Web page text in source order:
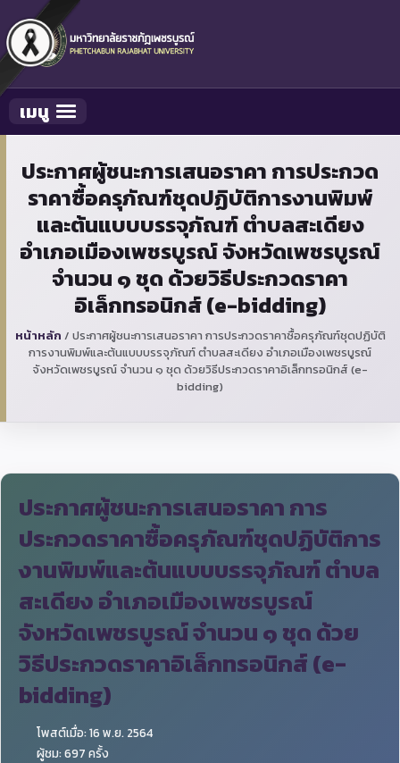
Toggle navigation
เมนู
ประกาศผู้ชนะการเสนอราคา การประกวด
ราคาซื้อครุภัณฑ์ชุดปฏิบัติการงานพิมพ์
และต้นแบบบรรจุภัณฑ์ ตำบลสะเดียง
อำเภอเมืองเพชรบูรณ์ จังหวัดเพชรบูรณ์
จำนวน ๑ ชุด ด้วยวิธีประกวดราคา
อิเล็กทรอนิกส์ (e-bidding)
หน้าหลัก / ประกาศผู้ชนะการเสนอราคา การประกวดราคาซื้อครุภัณฑ์ชุดปฏิบัติ
การงานพิมพ์และต้นแบบบรรจุภัณฑ์ ตำบลสะเดียง อำเภอเมืองเพชรบูรณ์
จังหวัดเพชรบูรณ์ จำนวน ๑ ชุด ด้วยวิธีประกวดราคาอิเล็กทรอนิกส์ (e-
bidding)
ประกาศผู้ชนะการเสนอราคา การ
ประกวดราคาซื้อครุภัณฑ์ชุดปฏิบัติการ
งานพิมพ์และต้นแบบบรรจุภัณฑ์ ตำบล
สะเดียง อำเภอเมืองเพชรบูรณ์
จังหวัดเพชรบูรณ์ จำนวน ๑ ชุด ด้วย
วิธีประกวดราคาอิเล็กทรอนิกส์ (e-
bidding)
โพสต์เมื่อ: 16 พ.ย. 2564
ผู้ชม: 697 ครั้ง